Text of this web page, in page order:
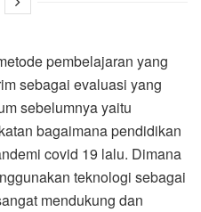
pembelajaran yang
sebagai evaluasi yang
sebelumnya yaitu
bagaimana pendidikan
covid 19 lalu. Dimana
teknologi sebagai
mendukung dan